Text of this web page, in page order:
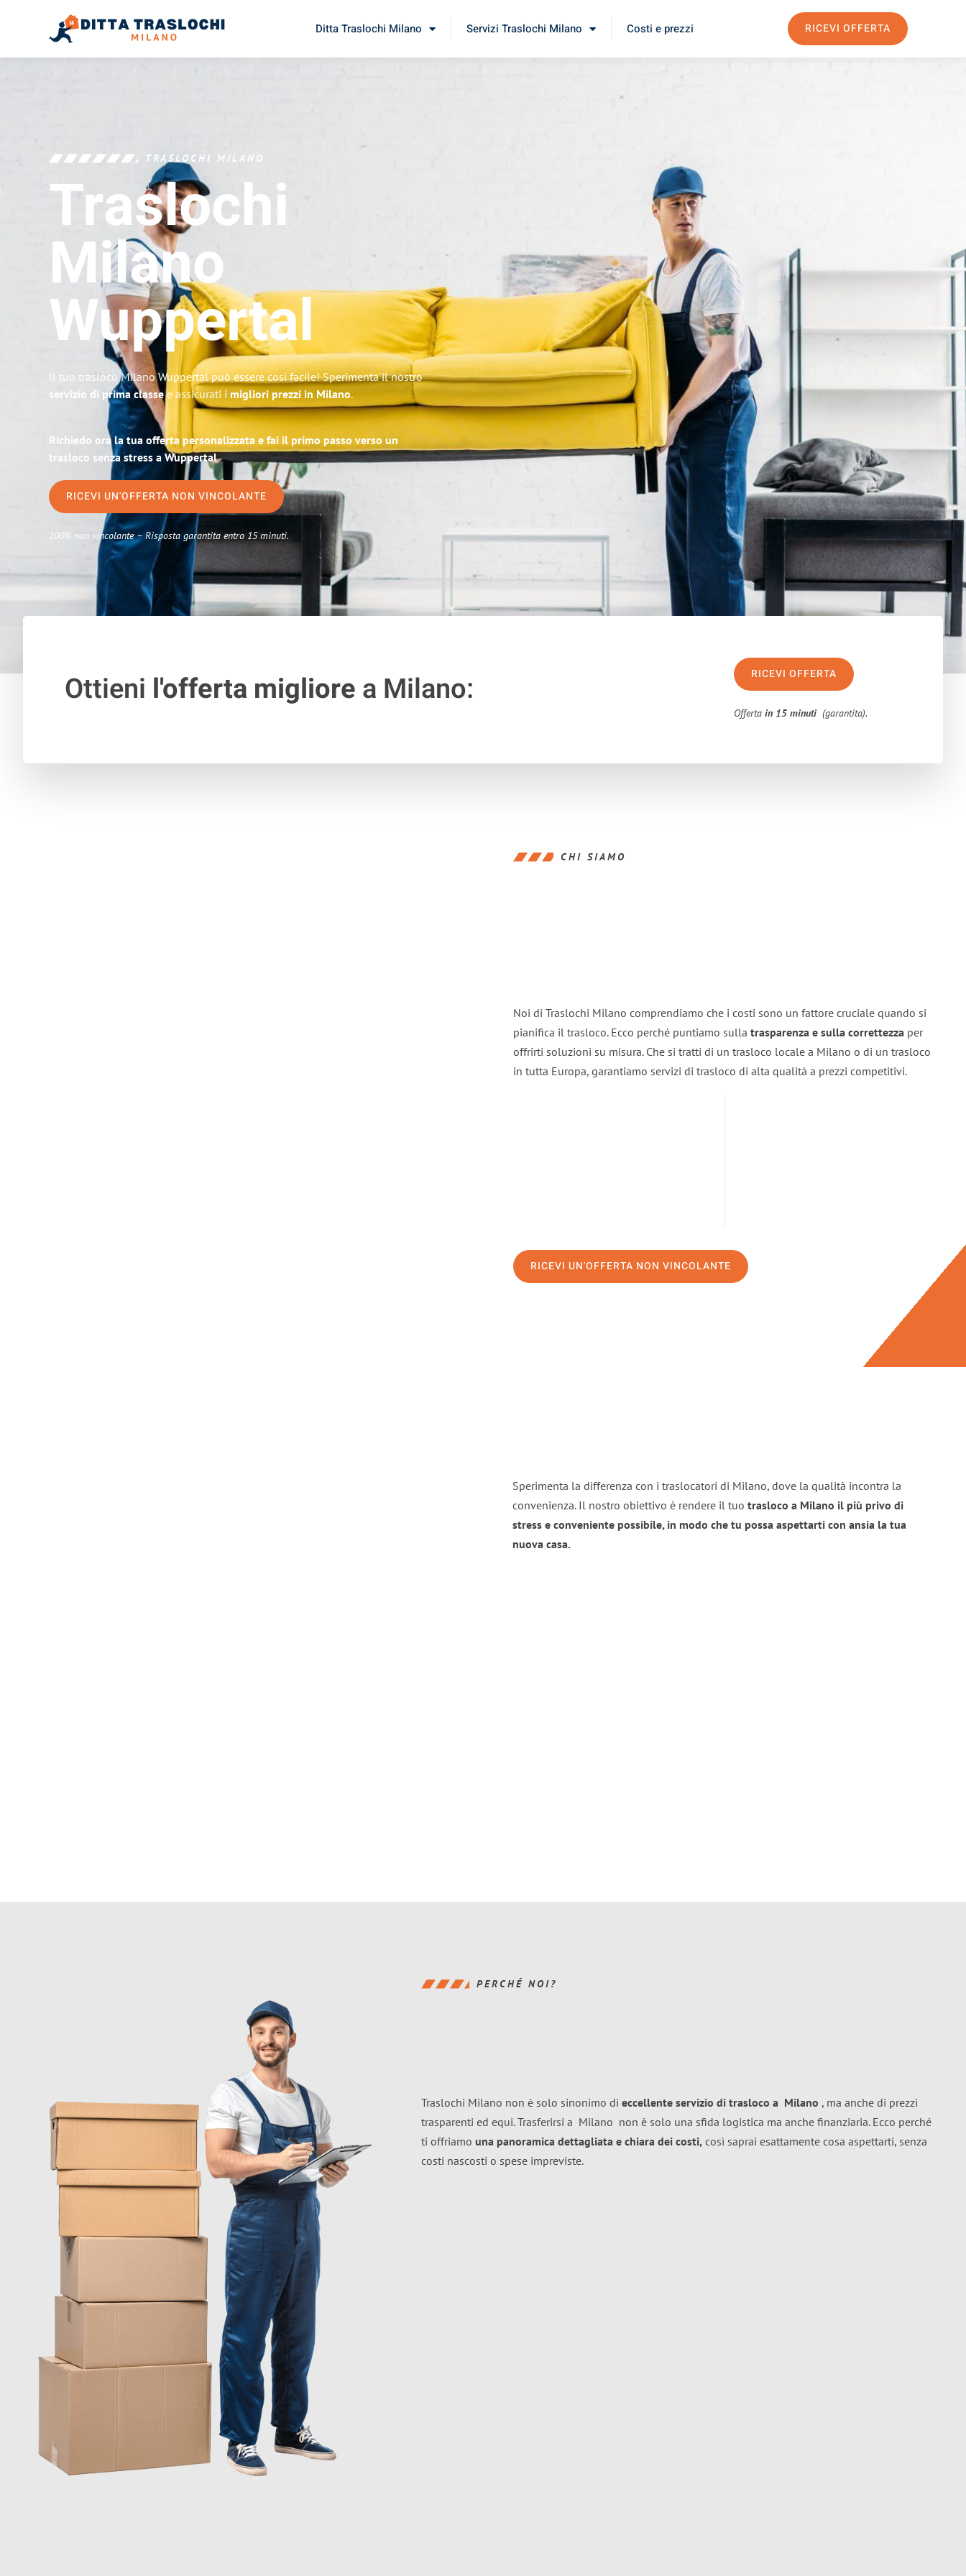
Ditta Traslochi Milano Servizi Traslochi Milano Costi e prezzi RICEVI OFFERTA
TRASLOCHI MILANO
Traslochi
Milano
Wuppertal
Il tuo trasloco Milano Wuppertal può essere così facile! Sperimenta il nostro
servizio di prima classee assicurati i migliori prezzi in Milano.
Richiedo ora la tua offerta personalizzata e fai il primo passo verso un
trasloco senza stress a Wuppertal
RICEVI UN'OFFERTA NON VINCOLANTE
100% non vincolante – Risposta garantita entro 15 minuti.
Ottieni l'offerta migliorea Milano: RICEVI OFFERTA
Offertain 15 minuti (garantita).
CHI SIAMO
Noi di Traslochi Milano comprendiamo che i costi sono un fattore cruciale quando si
pianifica il trasloco. Ecco perché puntiamo sulla trasparenza e sulla correttezza per
offrirti soluzioni su misura. Che si tratti di un trasloco locale a Milano o di un trasloco
in tutta Europa, garantiamo servizi di trasloco di alta qualità a prezzi competitivi.
RICEVI UN'OFFERTA NON VINCOLANTE
Sperimenta la differenza con i traslocatori di Milano, dove la qualità incontra la
convenienza. Il nostro obiettivo è rendere il tuo trasloco a Milano il più privo di
stress e conveniente possibile, in modo che tu possa aspettarti con ansia la tua
nuova casa.
PERCHÉ NOI?
Traslochi Milano non è solo sinonimo di eccellente servizio di trasloco a Milano , ma anche di prezzi
trasparenti ed equi. Trasferirsi a Milano non è solo una sfida logistica ma anche finanziaria. Ecco perché
ti offriamo una panoramica dettagliata e chiara dei costi, così saprai esattamente cosa aspettarti, senza
costi nascosti o spese impreviste.